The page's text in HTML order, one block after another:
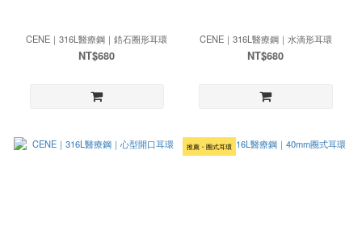
CENE｜316L醫療鋼｜鋯石圈形耳環
NT$680
CENE｜316L醫療鋼｜水滴形耳環
NT$680
推薦・圈式耳環